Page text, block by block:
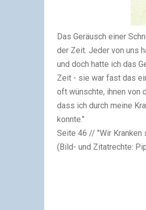
Das Geräusch einer
der Zeit. Jeder von uns
und doch hatte ich das
Zeit - sie war fast das
oft wünschte, ihnen von
dass ich durch meine
konnte."
Seite 46 // "Wir Kranken
(Bild- und Zitatrechte: